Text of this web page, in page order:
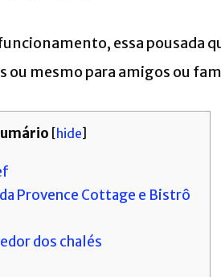
essa pousada
ou mesmo para amigos ou
[hide]
Provence Cottage e Bistrô
dos chalés